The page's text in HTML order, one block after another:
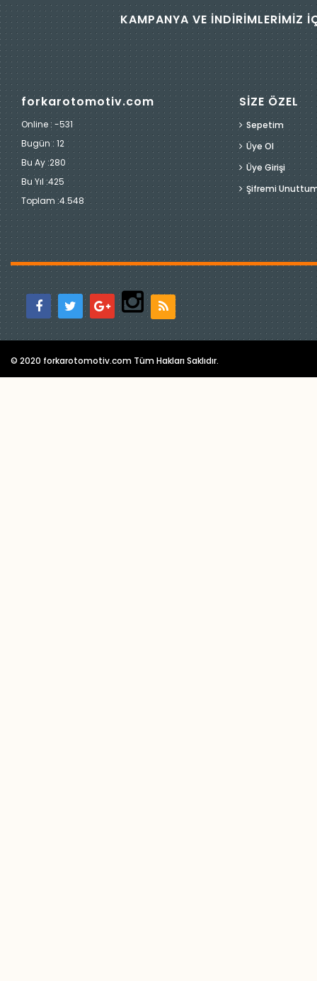
KAMPANYA VE İNDİRİMLERİMİZ
forkarotomotiv.com
Online : -531
Bugün : 12
Bu Ay :280
Bu Yıl :425
Toplam :4.548
SİZE ÖZEL
Sepetim
Üye Ol
Üye Girişi
Şifremi
© 2020 forkarotomotiv.com Tüm Hakları Saklıdır.